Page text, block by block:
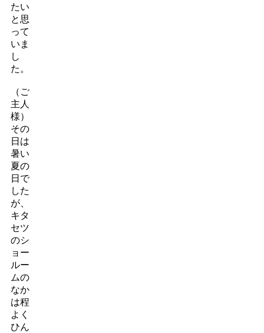
たい
と思
って
いま
し
た。
（ご
主人
様）
その
日は
暑い
夏の
日で
した
が、
キタ
セツ
のシ
ョー
ルー
ムの
なか
は程
よく
ひん